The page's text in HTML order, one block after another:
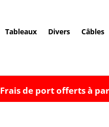
Tableaux Divers Câbles
Frais de port offerts à